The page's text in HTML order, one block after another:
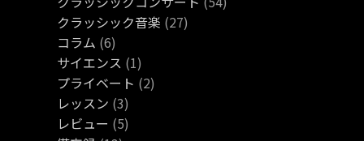
クラッシック音楽 (27)
コラム (6)
サイエンス (1)
プライベート (2)
レッスン (3)
レビュー (5)